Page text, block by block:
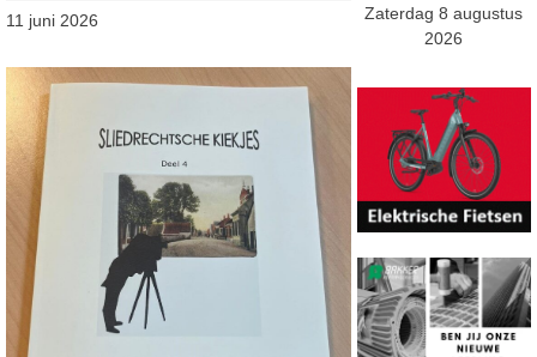
11 juni 2026
Zaterdag 8 augustus
2026